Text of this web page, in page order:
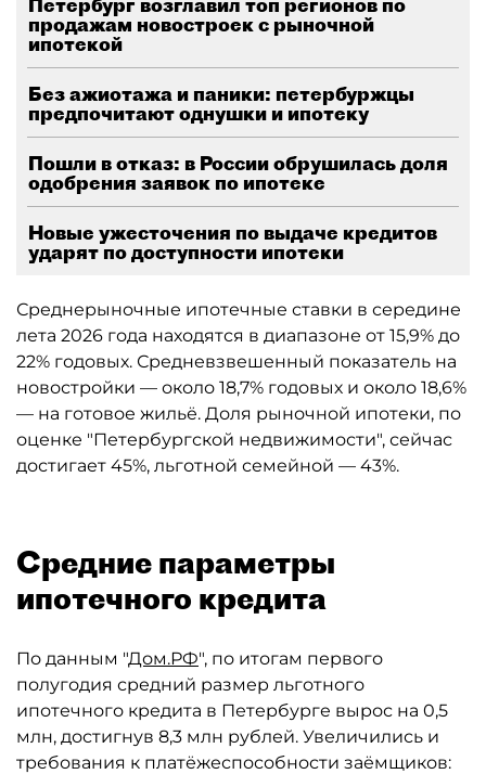
продажам новостроек с рыночной
ипотекой
Без ажиотажа и паники: петербуржцы
предпочитают однушки и ипотеку
Пошли в отказ: в России обрушилась доля
одобрения заявок по ипотеке
Новые ужесточения по выдаче кредитов
ударят по доступности ипотеки
Среднерыночные ипотечные ставки в середине
лета 2026 года находятся в диапазоне от 15,9% до
22% годовых. Средневзвешенный показатель на
новостройки — около 18,7% годовых и около 18,6%
— на готовое жильё. Доля рыночной ипотеки, по
оценке "Петербургской недвижимости", сейчас
достигает 45%, льготной семейной — 43%.
Средние параметры
ипотечного кредита
По данным "Дом.РФ", по итогам первого
полугодия средний размер льготного
ипотечного кредита в Петербурге вырос на 0,5
млн, достигнув 8,3 млн рублей. Увеличились и
требования к платёжеспособности заёмщиков: